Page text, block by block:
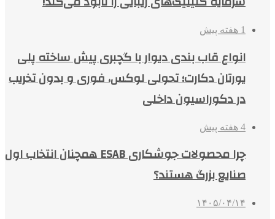
1 هفته پیش
انواع قاب بندی دیوار با گچبری پیش ساخته پلی
یورتان دکارت؛ تحولی لوکس، فوری و بدون تخریب
در دکوراسیون داخلی
4 هفته پیش
چرا محصولات جوشکاری ESAB همچنان انتخاب اول
صنایع بزرگ هستند؟
۱۴۰۵/۰۴/۱۴